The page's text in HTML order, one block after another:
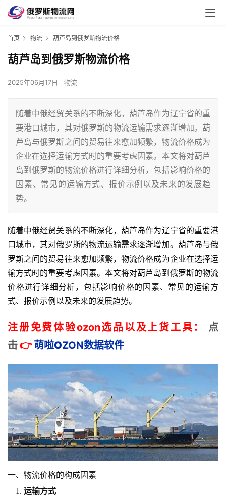
首页 物流 葫芦岛到俄罗斯物流价格
葫芦岛到俄罗斯物流价格
2025年06月17日 物流
随着中俄经贸关系的不断深化，葫芦岛作为辽宁省的重
要港口城市，其对俄罗斯的物流运输需求逐渐增加。葫
芦岛与俄罗斯之间的贸易往来愈加频繁，物流价格成为
企业在选择运输方式时的重要考虑因素。本文将对葫芦
岛到俄罗斯的物流价格进行详细分析，包括影响价格的
因素、常见的运输方式、报价示例以及未来的发展趋
势。
随着中俄经贸关系的不断深化，葫芦岛作为辽宁省的重要港
口城市，其对俄罗斯的物流运输需求逐渐增加。葫芦岛与俄
罗斯之间的贸易往来愈加频繁，物流价格成为企业在选择运
输方式时的重要考虑因素。本文将对葫芦岛到俄罗斯的物流
价格进行详细分析，包括影响价格的因素、常见的运输方
式、报价示例以及未来的发展趋势。
注册免费体验ozon选品以及上货工具：
点
击 👉 萌啦OZON数据软件
一、物流价格的构成因素
运输方式